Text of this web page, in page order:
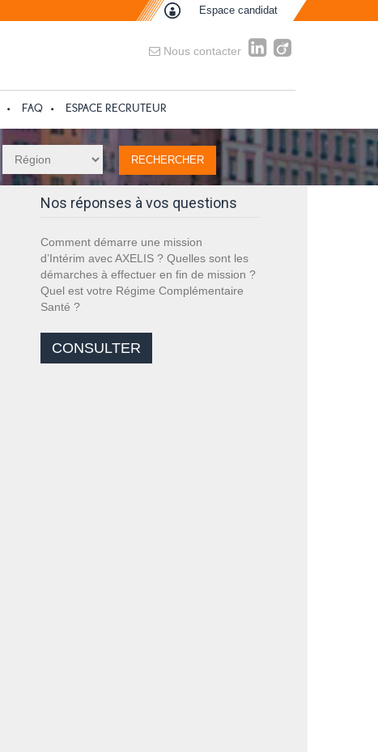
Espace candidat
Nous contacter
FAQ ESPACE RECRUTEUR
Nos réponses à vos questions
Comment démarre une mission
d’Intérim avec AXELIS ? Quelles sont les
démarches à effectuer en fin de mission ?
Quel est votre Régime Complémentaire
Santé ?
CONSULTER